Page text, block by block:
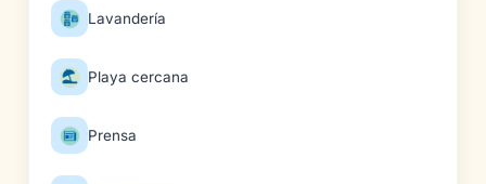
Lavandería
Playa cercana
Prensa